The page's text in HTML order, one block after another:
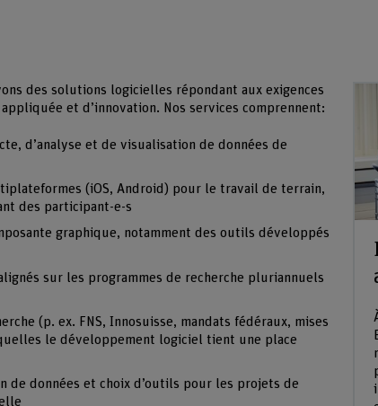
des solutions logicielles répondant aux exigences
et d’innovation. Nos services comprennent:
d’analyse et de visualisation de données de
(iOS, Android) pour le travail de terrain,
des participant-e-s
graphique, notamment des outils développés
sur les programmes de recherche pluriannuels
(p. ex. FNS, Innosuisse, mandats fédéraux, mises
le développement logiciel tient une place
de données et choix d’outils pour les projets de